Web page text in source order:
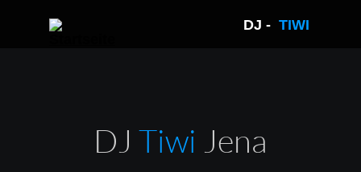
DJ Tiwi Jena
DJ - TIWI